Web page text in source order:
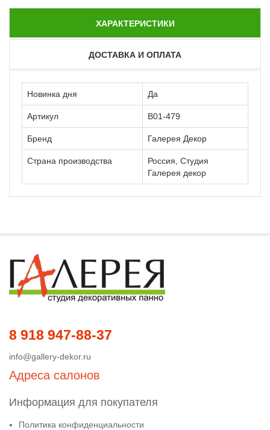
ХАРАКТЕРИСТИКИ
ДОСТАВКА И ОПЛАТА
Новинка дня Да
Артикул В01-479
Бренд Галерея Декор
Страна производства
Россия, Студия
Галерея декор
8 918 947-88-37
info@gallery-dekor.ru
Адреса салонов
Информация для покупателя
Политика конфиденциальности